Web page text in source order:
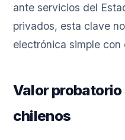
ante servicios del
privados, esta clave
electrónica simple
Valor
chilenos